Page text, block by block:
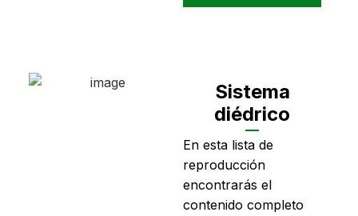
Sistema
diédrico
En esta lista de
reproducción
encontrarás el
contenido completo